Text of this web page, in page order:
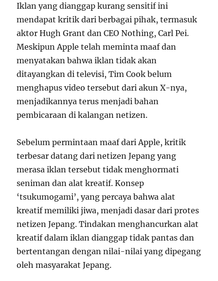
Iklan yang dianggap kurang sensitif ini
mendapat kritik dari berbagai pihak, termasuk
aktor Hugh Grant dan CEO Nothing, Carl Pei.
Meskipun Apple telah meminta maaf dan
menyatakan bahwa iklan tidak akan
ditayangkan di televisi, Tim Cook belum
menghapus video tersebut dari akun X-nya,
menjadikannya terus menjadi bahan
pembicaraan di kalangan netizen.
Sebelum permintaan maaf dari Apple, kritik
terbesar datang dari netizen Jepang yang
merasa iklan tersebut tidak menghormati
seniman dan alat kreatif. Konsep
‘tsukumogami’, yang percaya bahwa alat
kreatif memiliki jiwa, menjadi dasar dari protes
netizen Jepang. Tindakan menghancurkan alat
kreatif dalam iklan dianggap tidak pantas dan
bertentangan dengan nilai-nilai yang dipegang
oleh masyarakat Jepang.